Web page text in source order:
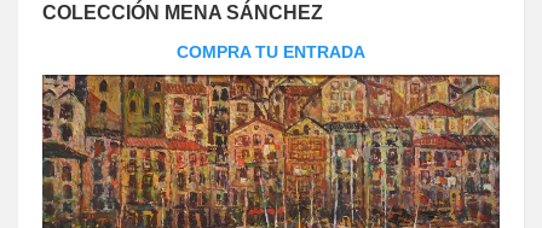
COLECCIÓN MENA SÁNCHEZ
COMPRA TU ENTRADA